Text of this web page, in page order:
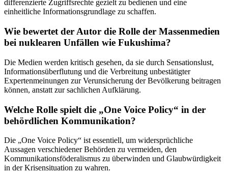
differenzierte Zugriffsrechte gezielt zu bedienen und eine
einheitliche Informationsgrundlage zu schaffen.
Wie bewertet der Autor die Rolle der Massenmedien
bei nuklearen Unfällen wie Fukushima?
Die Medien werden kritisch gesehen, da sie durch Sensationslust,
Informationsüberflutung und die Verbreitung unbestätigter
Expertenmeinungen zur Verunsicherung der Bevölkerung beitragen
können, anstatt zur sachlichen Aufklärung.
Welche Rolle spielt die „One Voice Policy“ in der
behördlichen Kommunikation?
Die „One Voice Policy“ ist essentiell, um widersprüchliche
Aussagen verschiedener Behörden zu vermeiden, den
Kommunikationsföderalismus zu überwinden und Glaubwürdigkeit
in der Krisensituation zu wahren.